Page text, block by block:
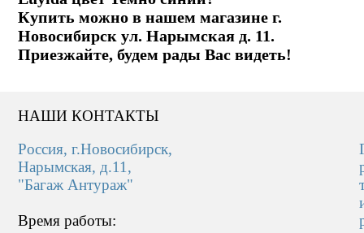
Купить можно в нашем магазине г.
Новосибирск ул. Нарымская д. 11.
Приезжайте, будем рады Вас видеть!
НАШИ КОНТАКТЫ
Россия, г.Новосибирск,
Нарымская, д.11,
"Багаж Антураж"
Время работы: